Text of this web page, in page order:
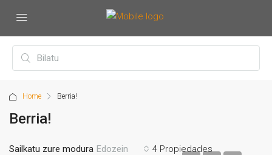
Home Berria!
Berria!
4 Propiedades
Sailkatu zure modura Edozein